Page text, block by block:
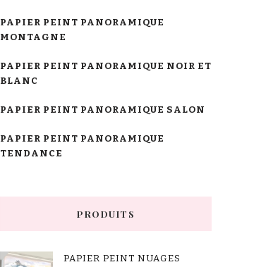
PAPIER PEINT PANORAMIQUE
MONTAGNE
PAPIER PEINT PANORAMIQUE NOIR ET
BLANC
PAPIER PEINT PANORAMIQUE SALON
PAPIER PEINT PANORAMIQUE
TENDANCE
PRODUITS
PAPIER PEINT NUAGES